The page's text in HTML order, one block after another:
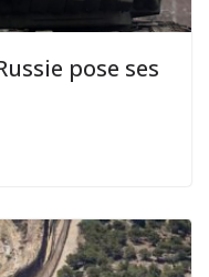
pose ses